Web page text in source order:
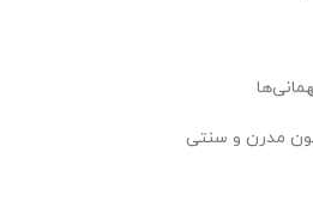
مدرن و سنتی